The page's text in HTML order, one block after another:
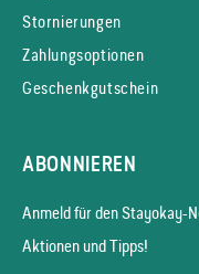
Stornierungen
Zahlungsoptionen
Geschenkgutschein
ABONNIEREN
Anmeld für den Stayokay-
Aktionen und Tipps!